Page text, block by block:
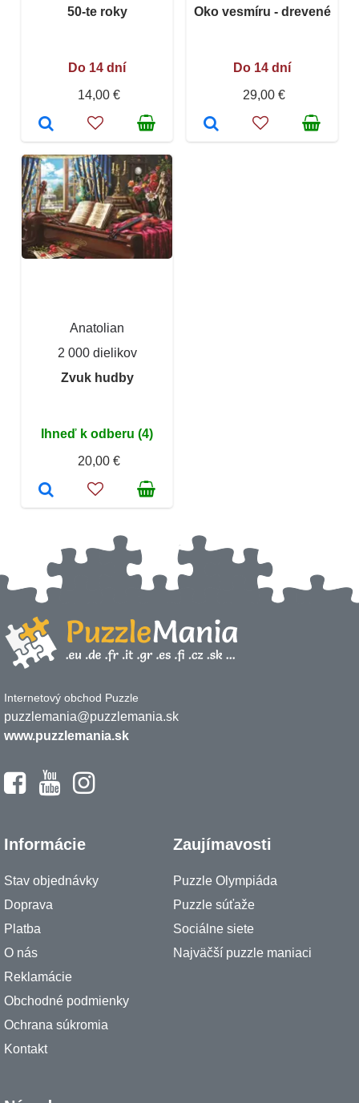
50-te roky
Do 14 dní
14,00 €
Oko vesmíru - drevené
Do 14 dní
29,00 €
Anatolian
2 000 dielikov
Zvuk hudby
Ihneď k odberu (4)
20,00 €
Internetový obchod Puzzle
puzzlemania@puzzlemania.sk
www.puzzlemania.sk
Informácie
Stav objednávky
Doprava
Platba
O nás
Reklamácie
Obchodné podmienky
Ochrana súkromia
Kontakt
Zaujímavosti
Puzzle Olympiáda
Puzzle súťaže
Sociálne siete
Najväčší puzzle maniaci